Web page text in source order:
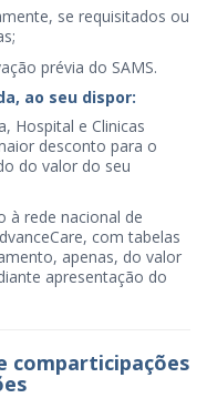
se requisitados ou
prévia do SAMS.
ao seu dispor:
Hospital e Clinicas
desconto para o
do valor do seu
à rede nacional de
com tabelas
apenas, do valor
apresentação do
comparticipações